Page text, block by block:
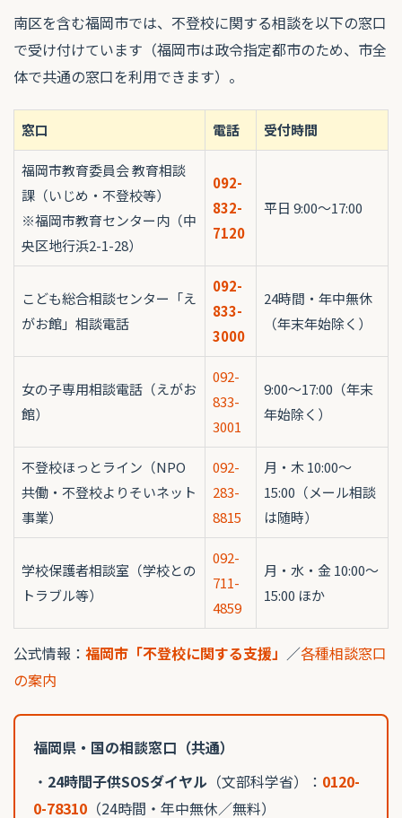
南区を含む福岡市では、不登校に関する相談を以下の窓口
で受け付けています（福岡市は政令指定都市のため、市全
体で共通の窓口を利用できます）。
窓口 電話 受付時間
福岡市教育委員会 教育相談
課（いじめ・不登校等）
※福岡市教育センター内（中
央区地行浜2-1-28）
092-
832-
7120
平日 9:00〜17:00
こども総合相談センター「え
がお館」相談電話
092-
833-
3000
24時間・年中無休
（年末年始除く）
女の子専用相談電話（えがお
館）
092-
833-
3001
9:00〜17:00（年末
年始除く）
不登校ほっとライン（NPO
共働・不登校よりそいネット
事業）
092-
283-
8815
月・木 10:00〜
15:00（メール相談
は随時）
学校保護者相談室（学校との
トラブル等）
092-
711-
4859
月・水・金 10:00〜
15:00 ほか
公式情報： 福岡市「不登校に関する支援」 ／各種相談窓口
の案内
福岡県・国の相談窓口（共通）
・ 24時間子供SOSダイヤル （文部科学省）： 0120-
0-78310 （24時間・年中無休／無料）